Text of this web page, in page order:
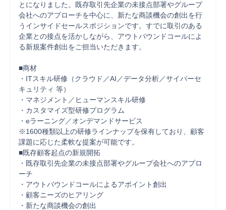
とになりました。既存取引先企業の未接点部署やグループ
会社へのアプローチを中心に、新たな商談機会の創出を行
うインサイドセールスポジションです。すでに取引のある
企業との接点を活かしながら、アウトバウンドコールによ
る新規案件創出をご担当いただきます。
■商材
・ITスキル研修（クラウド／AI／データ分析／サイバーセ
キュリティ 等）
・マネジメント／ヒューマンスキル研修
・カスタマイズ型研修プログラム
・eラーニング／オンデマンドサービス
※1600種類以上の研修ラインナップを保有しており、顧客
課題に応じた柔軟な提案が可能です。
■既存顧客起点の新規開拓
・既存取引先企業の未接点部署やグループ会社へのアプロ
ーチ
・アウトバウンドコールによるアポイント創出
・顧客ニーズのヒアリング
・新たな商談機会の創出